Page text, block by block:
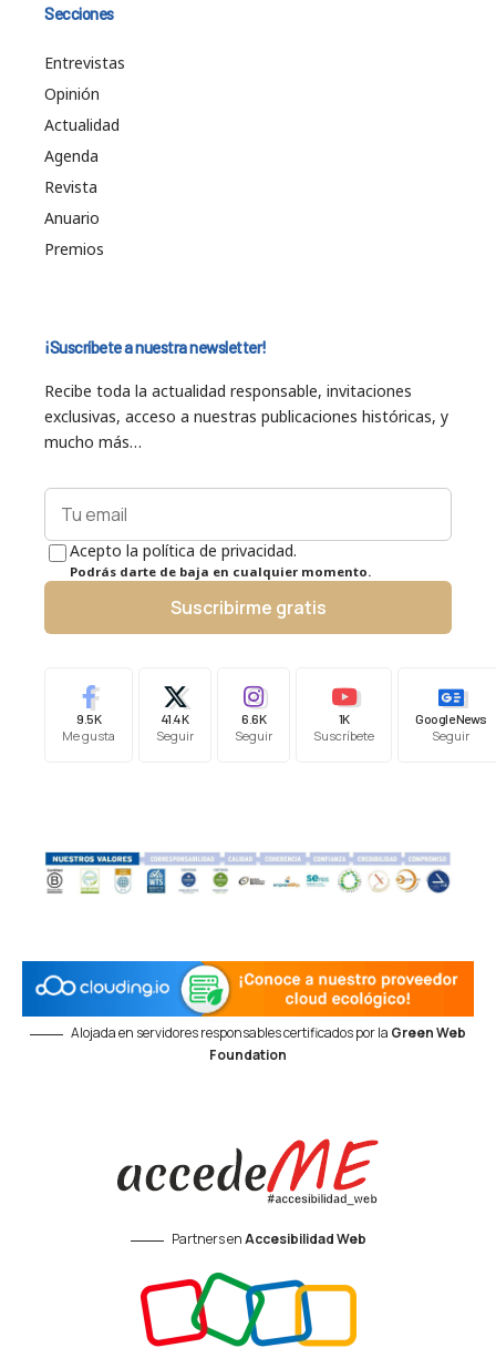
Secciones
Entrevistas
Opinión
Actualidad
Agenda
Revista
Anuario
Premios
¡Suscríbete a nuestra newsletter!
Recibe toda la actualidad responsable, invitaciones
exclusivas, acceso a nuestras publicaciones históricas, y
mucho más…
Acepto la política de privacidad.
Podrás darte de baja en cualquier momento.
Suscribirme gratis
9.5K
Me gusta
41.4K
Seguir
6.6K
Seguir
1K
Suscríbete
Google News
Seguir
Alojada en servidores responsables certificados por la Green Web
Foundation
Partners enAccesibilidad Web